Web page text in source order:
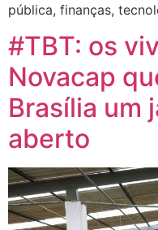
pública, finanças,
#TBT: os
Novacap
Brasília um
aberto